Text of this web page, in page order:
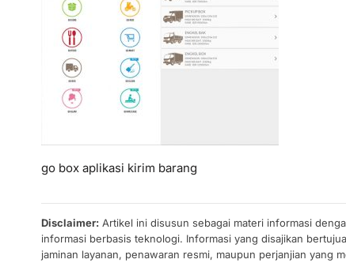
go box aplikasi kirim barang
Disclaimer: Artikel ini disusun sebagai materi informasi
informasi berbasis teknologi. Informasi yang disajikan
jaminan layanan, penawaran resmi, maupun perjanjian yang